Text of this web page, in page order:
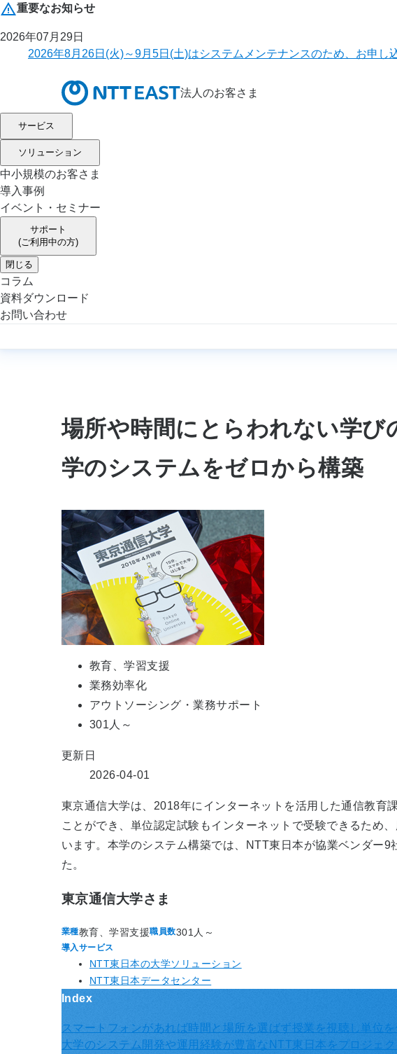
重要なお知らせ
2026年07月29日
2026年8月26日(火)～9月5日(土)はシステムメンテナンスのため、お申
法人のお客さま
サービス
ソリューション
中小規模のお客さま
導入事例
イベント・セミナー
サポート
(ご利用中の方)
閉じる
コラム
資料ダウンロード
お問い合わせ
場所や時間にとらわれない学
学のシステムをゼロから構築
教育、学習支援
業務効率化
アウトソーシング・業務サポート
301人～
更新日
2026-04-01
東京通信大学は、2018年にインターネットを活用した通信教育
ことができ、単位認定試験もインターネットで受験できるため
います。本学のシステム構築では、NTT東日本が協業ベンダー
た。
東京通信大学さま
業種教育、学習支援職員数301人～
導入サービス
NTT東日本の大学ソリューション
NTT東日本データセンター
Index
スマートフォンがあれば時間と場所を選ばず授業を視聴し単位を
大学のシステム開発や運用経験が豊富なNTT東日本をプロジェ